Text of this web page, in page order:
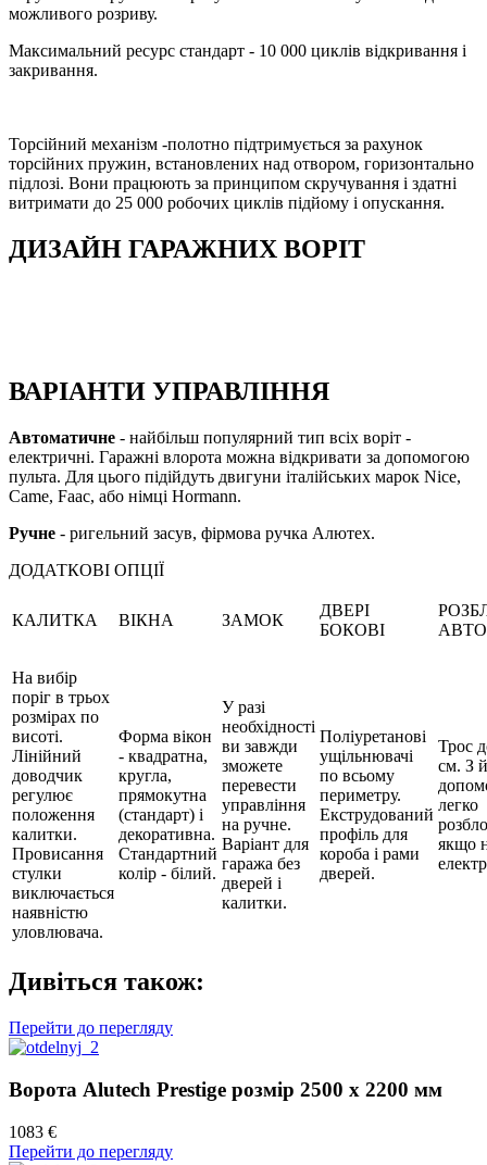
можливого розриву.
Максимальний ресурс стандарт - 10 000 циклів відкривання і
закривання.
Торсійний механізм -полотно підтримується за рахунок
торсійних пружин, встановлених над отвором, горизонтально
підлозі. Вони працюють за принципом скручування і здатні
витримати до 25 000 робочих циклів підйому і опускання.
ДИЗАЙН ГАРАЖНИХ ВОРІТ
ВАРІАНТИ УПРАВЛІННЯ
Автоматичне - найбільш популярний тип всіх воріт -
електричні. Гаражні влорота можна відкривати за допомогою
пульта. Для цього підійдуть двигуни італійських марок Nice,
Came, Faac, або німці Hormann.
Ручне - ригельний засув, фірмова ручка Алютех.
ДОДАТКОВІ ОПЦІЇ
КАЛИТКА ВІКНА ЗАМОК
ДВЕРІ
БОКОВІ
На вибір
поріг в трьох
розмірах по
висоті.
Лінійний
доводчик
регулює
положення
калитки.
Провисання
стулки
виключається
наявністю
уловлювача.
Форма вікон
- квадратна,
кругла,
прямокутна
(стандарт) і
декоративна.
Стандартний
колір - білий.
У разі
необхідності
ви завжди
зможете
перевести
управління
на ручне.
Варіант для
гаража без
дверей і
калитки.
Поліуретанові
ущільнювачі
по всьому
периметру.
Екструдований
профіль для
короба і рами
дверей.
Трос
см. З
легко
якщо
Дивіться також:
Перейти до перегляду
Ворота Alutech Prestige розмір 2500 х 2200 мм
1083 €
Перейти до перегляду